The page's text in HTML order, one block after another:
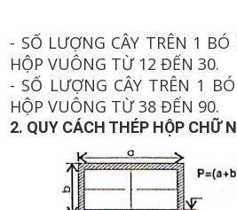
- SỐ LƯỢNG CÂY TRÊN 1
HỘP VUÔNG TỪ 12 ĐẾN 30.
- SỐ LƯỢNG CÂY TRÊN 1
HỘP VUÔNG TỪ 38 ĐẾN 90.
2. QUY CÁCH THÉP HỘP CHỮ